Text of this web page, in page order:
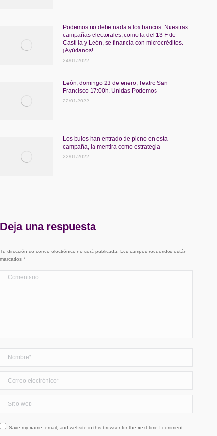
Podemos no debe nada a los bancos. Nuestras
campañas electorales, como la del 13 F de
Castilla y León, se financia con microcréditos.
¡Ayúdanos!
24/01/2022
León, domingo 23 de enero, Teatro San
Francisco 17:00h. Unidas Podemos
22/01/2022
Los bulos han entrado de pleno en esta
campaña, la mentira como estrategia
22/01/2022
Deja una respuesta
Tu dirección de correo electrónico no será publicada. Los campos requeridos están
marcados *
Comentario
Save my name, email, and website in this browser for the next time I comment.